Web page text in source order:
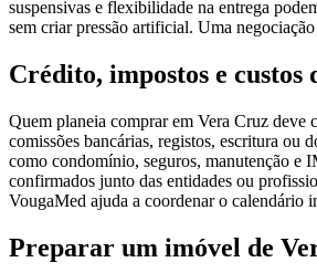
suspensivas e flexibilidade na entrega
sem criar pressão artificial. Uma
Crédito, impostos e
Quem planeia comprar em Vera Cruz deve
comissões bancárias, registos, escritura ou
como condomínio, seguros, manutenção e
confirmados junto das entidades ou
VougaMed ajuda a coordenar o calendário
Preparar um imóvel de